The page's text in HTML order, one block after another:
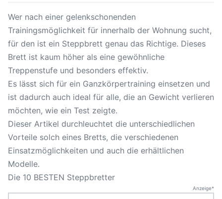
Wer nach einer gelenkschonenden
Trainingsmöglichkeit für innerhalb der Wohnung sucht,
für den ist ein Steppbrett genau das Richtige. Dieses
Brett ist kaum höher als eine gewöhnliche
Treppenstufe und besonders effektiv.
Es lässt sich für ein Ganzkörpertraining einsetzen und
ist dadurch auch ideal für alle, die an Gewicht verlieren
möchten, wie ein Test zeigte.
Dieser Artikel durchleuchtet die unterschiedlichen
Vorteile solch eines Bretts, die verschiedenen
Einsatzmöglichkeiten und auch die erhältlichen
Modelle.
Die 10 BESTEN Steppbretter
Anzeige*